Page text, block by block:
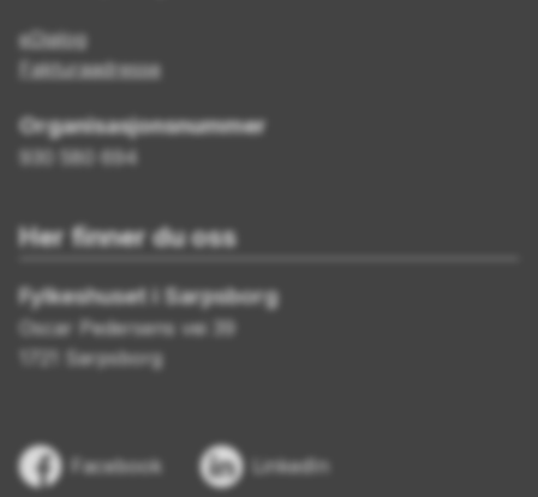
eDialog
Fakturaadresse
Organisasjonsnummer
930 580 694
Her finner du oss
Fylkeshuset i Sarpsborg
Oscar Pedersens vei 39
1721 Sarpsborg
Facebook LinkedIn